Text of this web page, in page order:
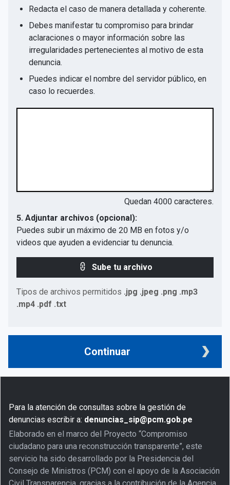
Redacta el caso de manera detallada y coherente.
Debes manifestar tu compromiso para brindar
aclaraciones o mayor información sobre las
irregularidades pertenecientes al motivo de esta
denuncia.
Puedes indicar el nombre del servidor público, en
caso lo recuerdes.
Quedan 4000 caracteres.
5. Adjuntar archivos (opcional):
Puedes subir un máximo de 20 MB en fotos y/o
videos que ayuden a evidenciar tu denuncia.
Sube tu archivo
Tipos de archivos permitidos .jpg .jpeg .png .mp3
.mp4 .pdf .txt
Continuar
Para la atención de consultas sobre la gestión de
denuncias escribir a: denuncias_sip@pcm.gob.pe
Elaborado en el marco del Proyecto “Compromiso
ciudadano para una reconstrucción transparente”, este
servicio ha sido desarrollado por la Presidencia del
Consejo de Ministros (PCM) con el apoyo de la Asociación